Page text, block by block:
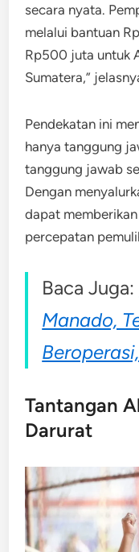
secara nyata.
melalui bantuan
Rp500 juta untuk
Sumatera,”
Pendekatan ini
hanya tanggung
tanggung jawab
Dengan
dapat
percepatan
Baca Juga:
Manado,
Tantangan
Darurat